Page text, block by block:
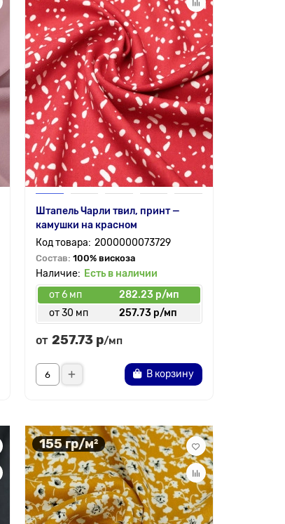
Штапель Чарли твил, принт —
камушки на красном
2000000073729
Состав: 100% вискоза
Есть в наличии
от 6 мп
282.23 р/мп
от 30 мп
257.73 р/мп
от 257.73 р/мп
В корзину
155 гр/м²